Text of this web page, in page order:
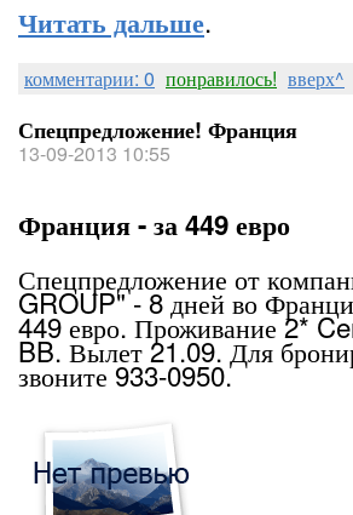
Читать дальше.
комментарии: 0 понравилось! вверх^
Спецпредложение! Франция
13-09-2013 10:55
Франция - за 449 евро
Спецпредложение от
GROUP" - 8 дней во
449 евро. Проживание 2*
BB. Вылет 21.09. Для
звоните 933-0950.